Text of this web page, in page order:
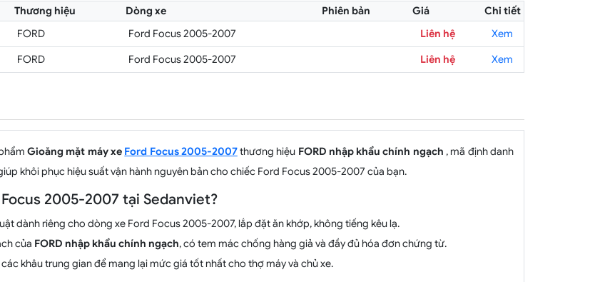
Thương hiệu Dòng xe Phiên bản Giá
Chi tiết
FORD Ford Focus 2005-2007 Liên hệ
Xem
FORD Ford Focus 2005-2007 Liên hệ Xem
Gioăng mặt máy xe Ford Focus 2005-2007thương hiệu FORD nhập khẩu chính ngạch , mã định danh
khôi phục hiệu suất vận hành nguyên bản cho chiếc Ford Focus 2005-2007 của bạn.
2005-2007 tại Sedanviet?
dành riêng cho dòng xe Ford Focus 2005-2007, lắp đặt ăn khớp, không tiếng kêu lạ.
của FORD nhập khẩu chính ngạch, có tem mác chống hàng giả và đầy đủ hóa đơn chứng từ.
khâu trung gian để mang lại mức giá tốt nhất cho thợ máy và chủ xe.